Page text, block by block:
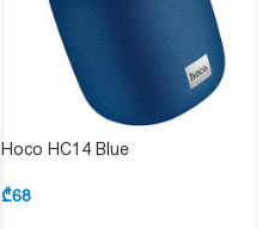
Hoco HC14 Blue
₾68